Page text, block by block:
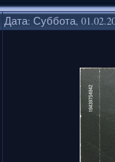
Дата: Суббота,